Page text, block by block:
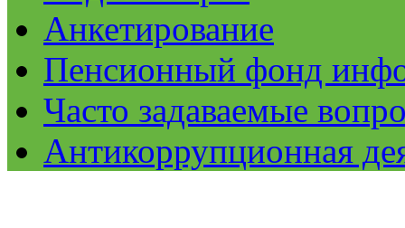
Анкетирование
Пенсионный фонд
Часто задаваемые
Антикоррупционная